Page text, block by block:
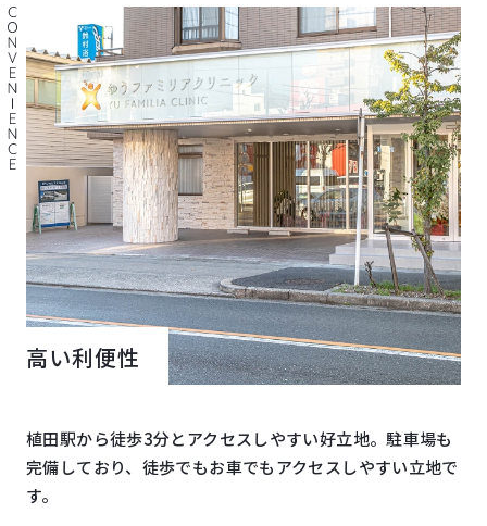
高い利便性
植田駅から徒歩3分とアクセスしやすい好立地。駐車場も
完備しており、徒歩でもお車でもアクセスしやすい立地で
す。